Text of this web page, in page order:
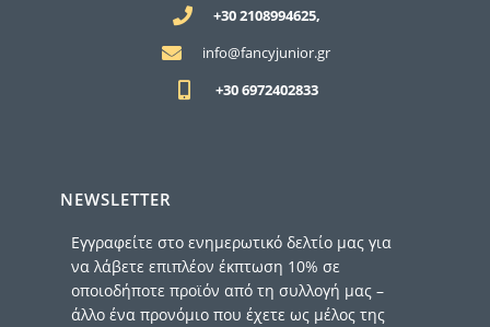
+30 2108994625,
info@fancyjunior.gr
+30 6972402833
NEWSLETTER
Εγγραφείτε στο ενημερωτικό δελτίο μας για
να λάβετε επιπλέον έκπτωση 10% σε
οποιοδήποτε προϊόν από τη συλλογή μας –
άλλο ένα προνόμιο που έχετε ως μέλος της